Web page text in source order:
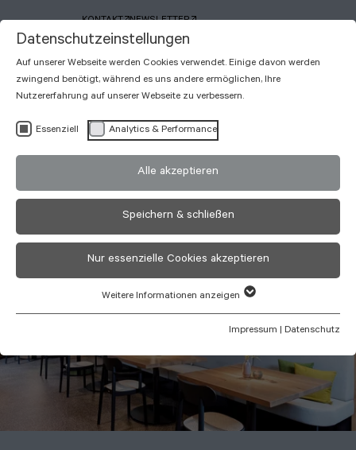
KONTAKT NEWSLETTER
Engel
Obertal
Datenschutzeinstellungen
Auf unserer Webseite werden Cookies verwendet. Einige davon werden
zwingend benötigt, während es uns andere ermöglichen, Ihre
Nutzererfahrung auf unserer Webseite zu verbessern.
Essenziell Analytics & Performance
Alle akzeptieren
Speichern & schließen
Nur essenzielle Cookies akzeptieren
Weitere Informationen anzeigen
Impressum | Datenschutz